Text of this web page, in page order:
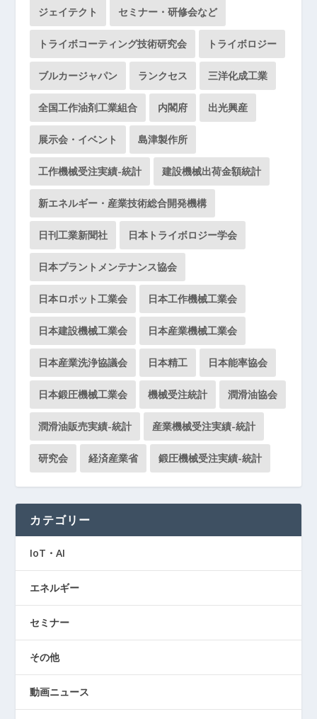
ジェイテクト セミナー・研修会など
トライボコーティング技術研究会 トライボロジー
ブルカージャパン ランクセス 三洋化成工業
全国工作油剤工業組合 内閣府 出光興産
展示会・イベント 島津製作所
工作機械受注実績-統計 建設機械出荷金額統計
新エネルギー・産業技術総合開発機構
日刊工業新聞社 日本トライボロジー学会
日本プラントメンテナンス協会
日本ロボット工業会 日本工作機械工業会
日本建設機械工業会 日本産業機械工業会
日本産業洗浄協議会 日本精工 日本能率協会
日本鍛圧機械工業会 機械受注統計 潤滑油協会
潤滑油販売実績-統計 産業機械受注実績-統計
研究会 経済産業省 鍛圧機械受注実績-統計
カテゴリー
IoT・AI
エネルギー
セミナー
その他
動画ニュース